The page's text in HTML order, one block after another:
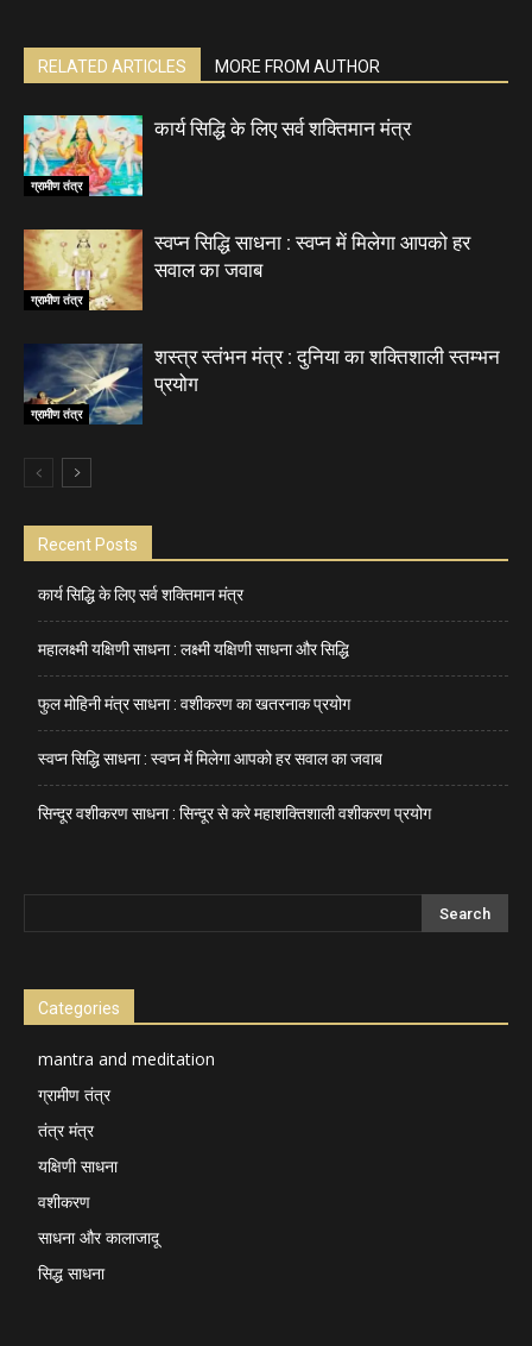
RELATED ARTICLES MORE FROM AUTHOR
ग्रामीण तंत्र
कार्य सिद्धि के लिए सर्व शक्तिमान मंत्र
ग्रामीण तंत्र
स्वप्न सिद्धि साधना : स्वप्न में मिलेगा आपको हर
सवाल का जवाब
ग्रामीण तंत्र
शस्त्र स्तंभन मंत्र : दुनिया का शक्तिशाली स्तम्भन
प्रयोग
Recent Posts
कार्य सिद्धि के लिए सर्व शक्तिमान मंत्र
महालक्ष्मी यक्षिणी साधना : लक्ष्मी यक्षिणी साधना और सिद्धि
फुल मोहिनी मंत्र साधना : वशीकरण का खतरनाक प्रयोग
स्वप्न सिद्धि साधना : स्वप्न में मिलेगा आपको हर सवाल का जवाब
सिन्दूर वशीकरण साधना : सिन्दूर से करे महाशक्तिशाली वशीकरण प्रयोग
Categories
mantra and meditation
ग्रामीण तंत्र
तंत्र मंत्र
यक्षिणी साधना
वशीकरण
साधना और कालाजादू
सिद्ध साधना